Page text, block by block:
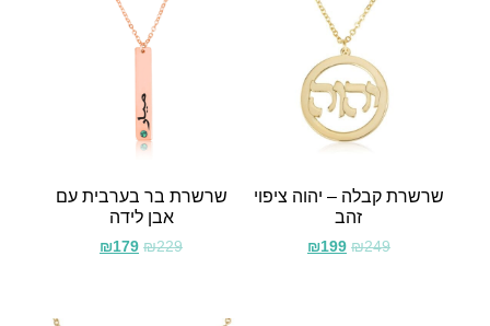
שרשרת קבלה – יהוה ציפוי
זהב
₪249
₪199
שרשרת בר בערבית עם
אבן לידה
₪229
₪179